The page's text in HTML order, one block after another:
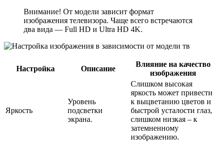
Внимание! От модели зависит формат
изображения телевизора. Чаще всего встречаются
два вида — Full HD и Ultra HD 4K.
Настройка Описание
Влияние на качество
изображения
Яркость
Уровень
подсветки
экрана.
Слишком высокая
яркость может привести
к выцветанию цветов и
быстрой усталости глаз,
слишком низкая – к
затемненному
изображению.